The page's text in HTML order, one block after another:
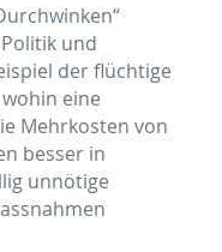
und
der flüchtige
eine
Mehrkosten von
besser in
unnötige